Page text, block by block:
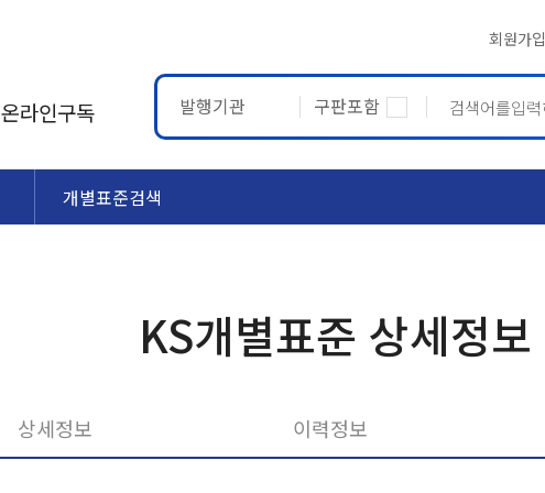
회원가입
온라인구독 발행기관 구판포함
개별표준검색
KS개별표준 상세정보
상세정보 이력정보